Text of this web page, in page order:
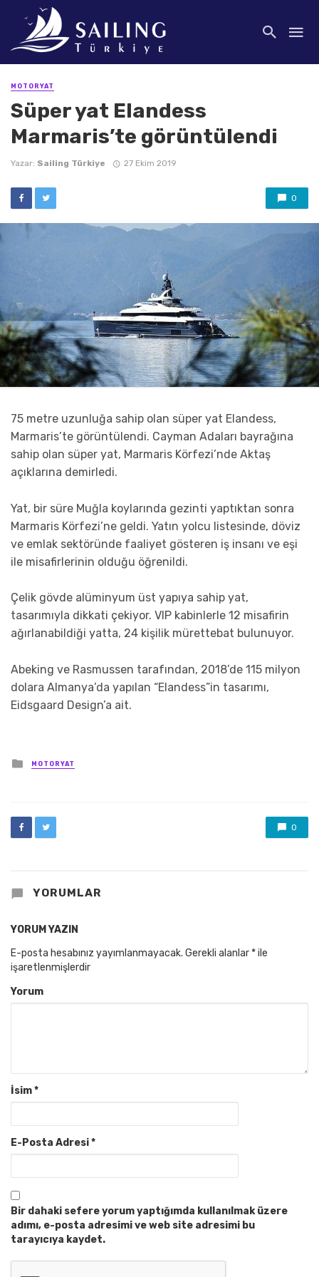
MOTORYAT
Süper yat Elandess
Marmaris’te görüntülendi
Yazar: Sailing Türkiye 27 Ekim 2019
0
75 metre uzunluğa sahip olan süper yat Elandess,
Marmaris’te görüntülendi. Cayman Adaları bayrağına
sahip olan süper yat, Marmaris Körfezi’nde Aktaş
açıklarına demirledi.
Yat, bir süre Muğla koylarında gezinti yaptıktan sonra
Marmaris Körfezi’ne geldi. Yatın yolcu listesinde, döviz
ve emlak sektöründe faaliyet gösteren iş insanı ve eşi
ile misafirlerinin olduğu öğrenildi.
Çelik gövde alüminyum üst yapıya sahip yat,
tasarımıyla dikkati çekiyor. VIP kabinlerle 12 misafirin
ağırlanabildiği yatta, 24 kişilik mürettebat bulunuyor.
Abeking ve Rasmussen tarafından, 2018’de 115 milyon
dolara Almanya’da yapılan “Elandess”in tasarımı,
Eidsgaard Design’a ait.
Posted
in
MOTORYAT
0
YORUMLAR
YORUM YAZIN
E-posta hesabınız yayımlanmayacak. Gerekli alanlar *ile
işaretlenmişlerdir
Yorum
İsim*
E-Posta Adresi*
Bir dahaki sefere yorum yaptığımda kullanılmak üzere
adımı, e-posta adresimi ve web site adresimi bu
tarayıcıya kaydet.